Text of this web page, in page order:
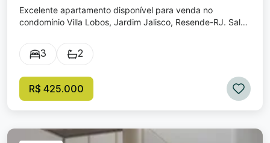
Excelente apartamento disponível para venda no
condomínio Villa Lobos, Jardim Jalisco, Resende-RJ. Sala
de serviço com banheiro / 01 vaga de garagem.
Condomínio possui: Piscina Sauna / Playground / Salão de
3 2
R$ 425.000